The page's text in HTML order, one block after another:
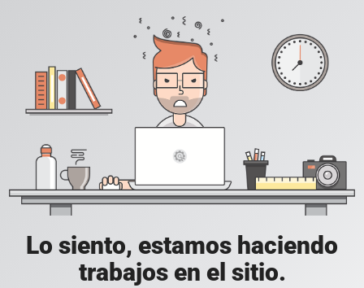
Lo siento, estamos haciendo
trabajos en el sitio.